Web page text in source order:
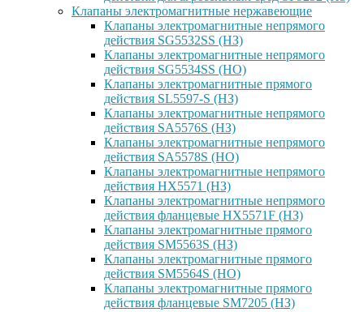
Клапаны электромагнитные нержавеющие
Клапаны электромагнитные непрямого
действия SG5532SS (НЗ)
Клапаны электромагнитные непрямого
действия SG5534SS (НО)
Клапаны электромагнитные прямого
действия SL5597-S (НЗ)
Клапаны электромагнитные непрямого
действия SA5576S (НЗ)
Клапаны электромагнитные непрямого
действия SA5578S (НО)
Клапаны электромагнитные непрямого
действия HX5571 (НЗ)
Клапаны электромагнитные непрямого
действия фланцевые HX5571F (НЗ)
Клапаны электромагнитные прямого
действия SM5563S (НЗ)
Клапаны электромагнитные прямого
действия SM5564S (НО)
Клапаны электромагнитные прямого
действия фланцевые SM7205 (НЗ)